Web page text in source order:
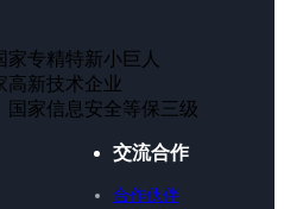
家专精特新小巨人
高新技术企业
国家信息安全等保三级
交流合作
合作伙伴